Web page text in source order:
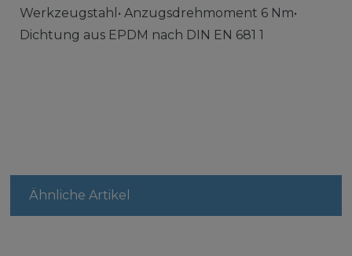
Werkzeugstahl• Anzugsdrehmoment 6 Nm•
Dichtung aus EPDM nach DIN EN 681 1
Ähnliche Artikel